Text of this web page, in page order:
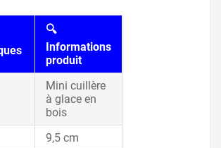
🔍
Informations
produit
Mini cuillère
à glace en
bois
9,5 cm